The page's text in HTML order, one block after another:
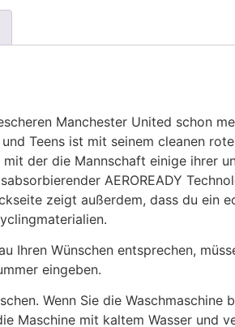
Manchester United schon
Teens ist mit seinem cleanen
der die Mannschaft einige ihrer
AEROREADY
zeigt außerdem, dass du ein
Ihren Wünschen entsprechen,
eingeben.
Wenn Sie die Waschmaschine
Maschine mit kaltem Wasser und